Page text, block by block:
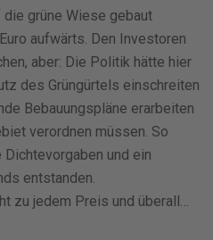
die grüne Wiese gebaut
aufwärts. Den Investoren
aber: Die Politik hätte hier
des Grüngürtels einschreiten
Bebauungspläne erarbeiten
verordnen müssen. So
und ein
entstanden.
zu jedem Preis und überall…